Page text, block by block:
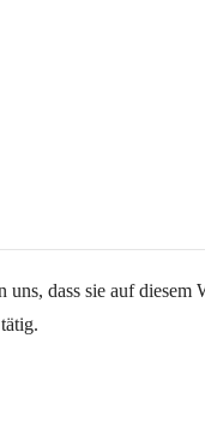
dass sie auf diesem